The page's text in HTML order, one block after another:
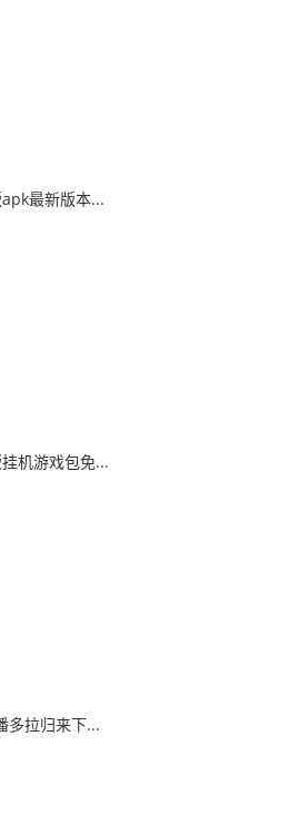
最新版本...
机游戏包免...
多拉归来下...